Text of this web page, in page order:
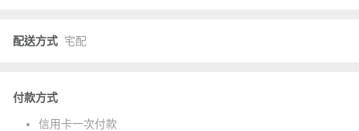
配送方式 宅配
付款方式
信用卡一次付款